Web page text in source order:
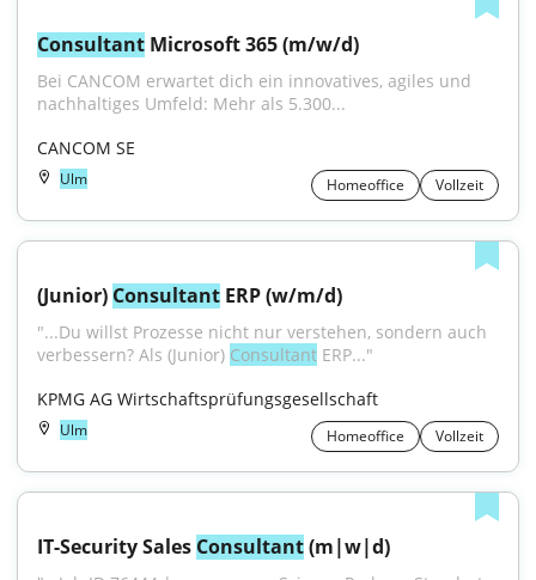
Consultant Microsoft 365 (m/w/d)
Bei CANCOM erwartet dich ein innovatives, agiles und
nachhaltiges Umfeld: Mehr als 5.300...
CANCOM SE
Ulm Homeoffice Vollzeit
(Junior) Consultant ERP (w/m/d)
"...Du willst Prozesse nicht nur verstehen, sondern auch
verbessern? Als (Junior) Consultant ERP..."
KPMG AG Wirtschaftsprüfungsgesellschaft
Ulm Homeoffice Vollzeit
IT-Security Sales Consultant (m|w|d)